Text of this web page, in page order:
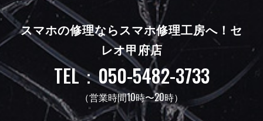
スマホの修理ならスマホ修理工房へ！ セ
レオ甲府店
TEL：050-5482-3733
（営業時間10時〜20時）